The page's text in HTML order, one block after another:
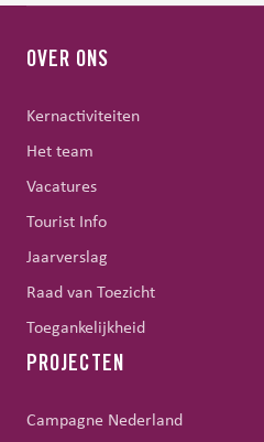
OVER ONS
Kernactiviteiten
Het team
Vacatures
Tourist Info
Jaarverslag
Raad van Toezicht
Toegankelijkheid
PROJECTEN
Campagne Nederland